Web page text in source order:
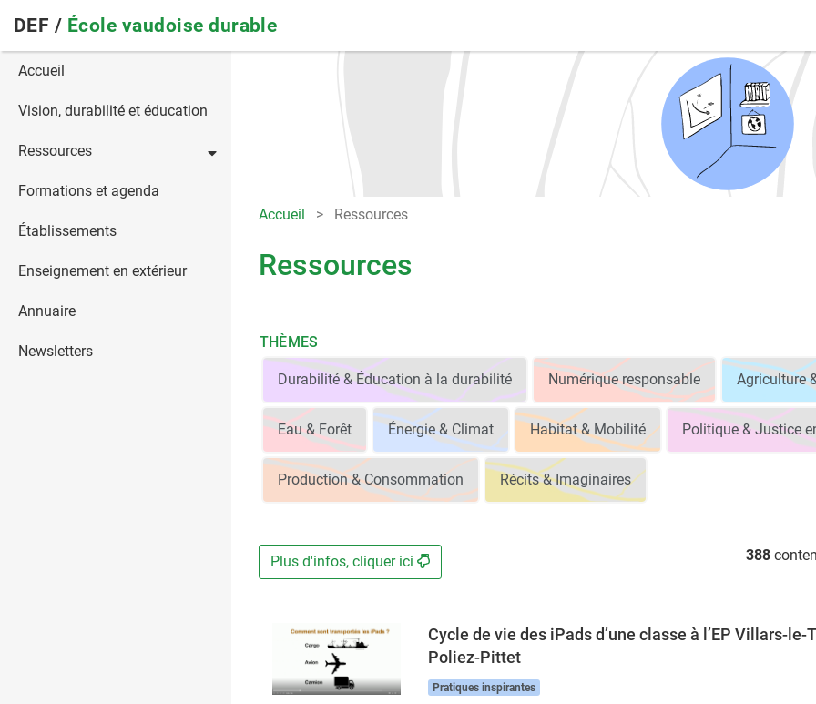
main
navigation
DEF / École vaudoise durable
Main
navigation
Accueil
Vision, durabilité et éducation
Ressources
Formations et agenda
Établissements
Enseignement en extérieur
Annuaire
Newsletters
Accueil Ressources
Ressources
THÈMES
Durabilité & Éducation à la durabilité Numérique responsable Agriculture
Eau & Forêt Énergie & Climat Habitat & Mobilité Politique & Justice
Production & Consommation Récits & Imaginaires
Plus d'infos, cliquer ici 388
Cycle de vie des iPads d’une classe à l’EP Villars-le-
Poliez-Pittet
Pratiques inspirantes